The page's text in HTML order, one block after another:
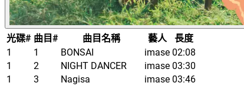
光碟# 曲目# 曲目名稱 藝人
長度
1
1 BONSAI imase 02:08
1
2 NIGHT DANCER imase 03:30
1
3 Nagisa imase 03:46